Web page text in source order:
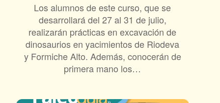
Los alumnos de este curso, que se
desarrollará del 27 al 31 de julio,
realizarán prácticas en excavación de
dinosaurios en yacimientos de Riodeva
y Formiche Alto. Además, conocerán de
primera mano los…